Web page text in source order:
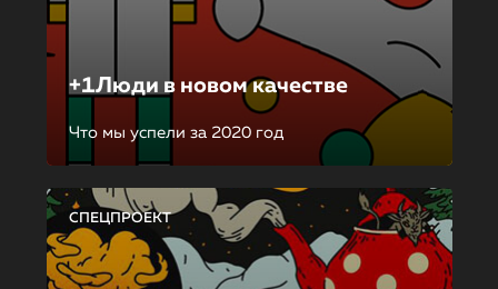
+1Люди в новом качестве
Что мы успели за 2020 год
СПЕЦПРОЕКТ